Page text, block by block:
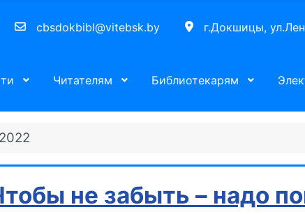
cbsdokbibl@vitebsk.by г.Докшицы,
Читателям Библиотекарям
не забыть – надо